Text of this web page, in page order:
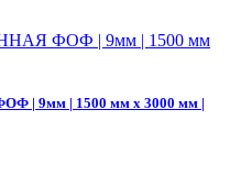
| 9мм | 1500 мм х 3000 мм |